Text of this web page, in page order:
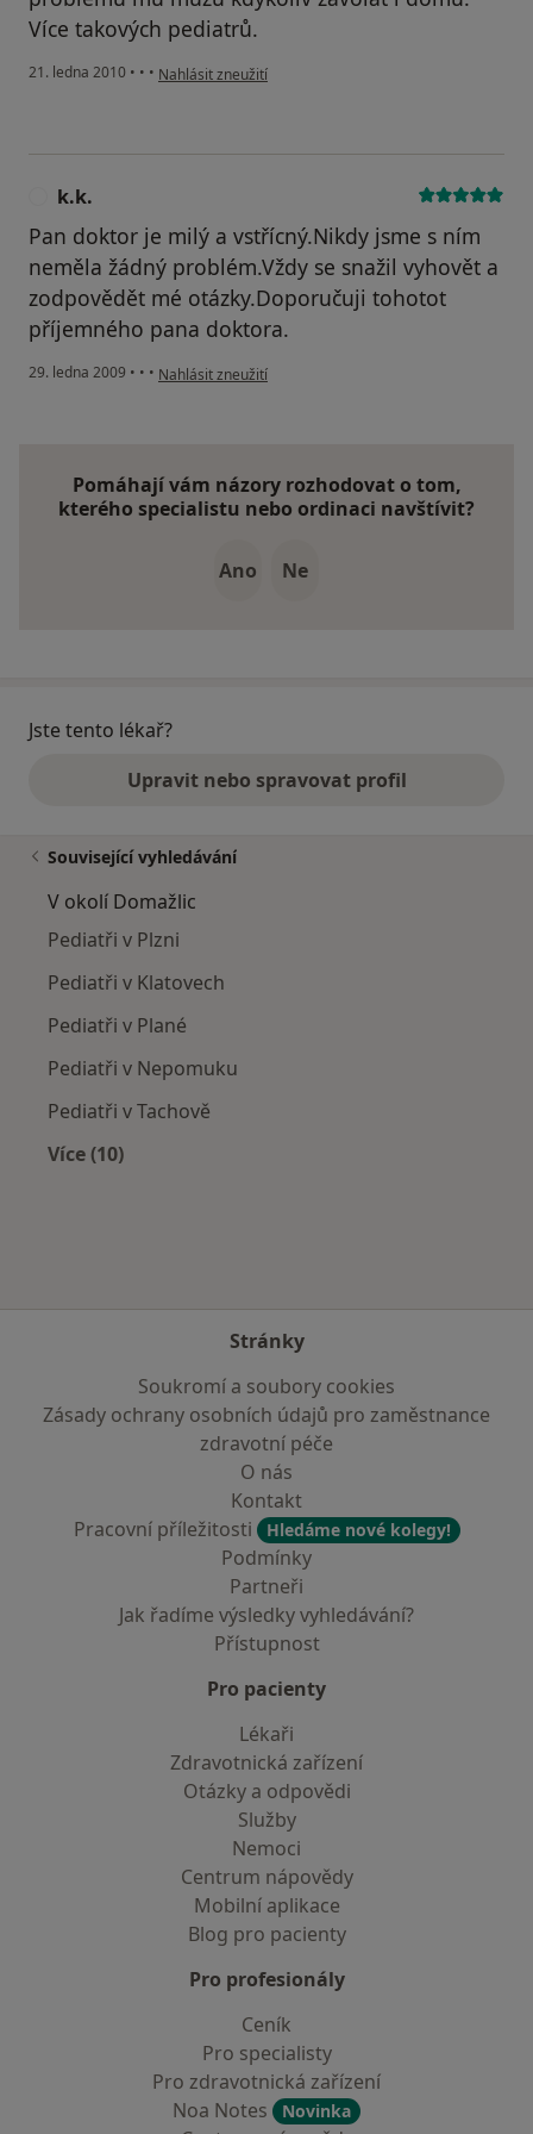
Více takových pediatrů.
21. ledna 2010 • • • podle názoru uživatele Váš účet byl odstraněn
Nahlásit zneužití
k.k.
Pan doktor je milý a vstřícný.Nikdy jsme s ním
neměla žádný problém.Vždy se snažil vyhovět a
zodpovědět mé otázky.Doporučuji tohotot
příjemného pana doktora.
29. ledna 2009 • • • podle názoru uživatele k.k.
Nahlásit zneužití
Pomáhají vám názory rozhodovat o tom,
kterého specialistu nebo ordinaci navštívit?
Ano Ne
Jste tento lékař?
Upravit nebo spravovat profil
Související vyhledávání
V okolí Domažlic
Pediatři v Plzni
Pediatři v Klatovech
Pediatři v Plané
Pediatři v Nepomuku
Pediatři v Tachově
Více (10)
Stránky
Soukromí a soubory cookies
Zásady ochrany osobních údajů pro zaměstnance
zdravotní péče
O nás
Kontakt
Pracovní příležitosti
Hledáme nové kolegy!
Podmínky
Partneři
Jak řadíme výsledky vyhledávání?
Přístupnost
Pro pacienty
Lékaři
Zdravotnická zařízení
Otázky a odpovědi
Služby
Nemoci
Centrum nápovědy
Mobilní aplikace
Blog pro pacienty
Pro profesionály
Ceník
Pro specialisty
Pro zdravotnická zařízení
Noa Notes
Novinka